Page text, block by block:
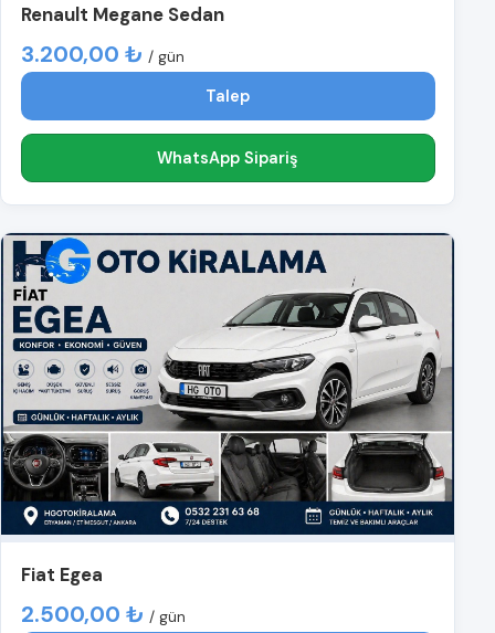
Renault Megane Sedan
3.200,00 ₺ / gün
Talep
WhatsApp Sipariş
Fiat Egea
2.500,00 ₺ / gün